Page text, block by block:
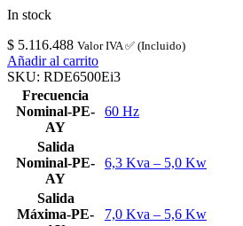
In stock
$ 5.116.488 Valor IVA ✅ (Incluido)
Añadir al carrito
SKU: RDE6500Ei3
Frecuencia
Nominal-PE-
AY
60 Hz
Salida
Nominal-PE-
AY
6,3 Kva – 5,0 Kw
Salida
Máxima-PE-
7,0 Kva – 5,6 Kw